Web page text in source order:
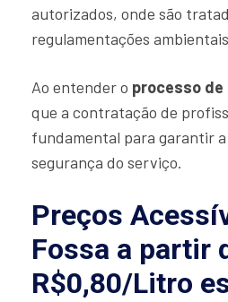
autorizados, onde são
regulamentações
Ao entender o processo de
que a contratação de
fundamental para garantir
segurança do serviço.
Preços
Fossa a partir
R$0,80/Litro